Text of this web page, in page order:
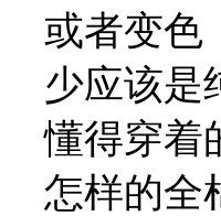
或者变色
少应该是
懂得穿着
怎样的全